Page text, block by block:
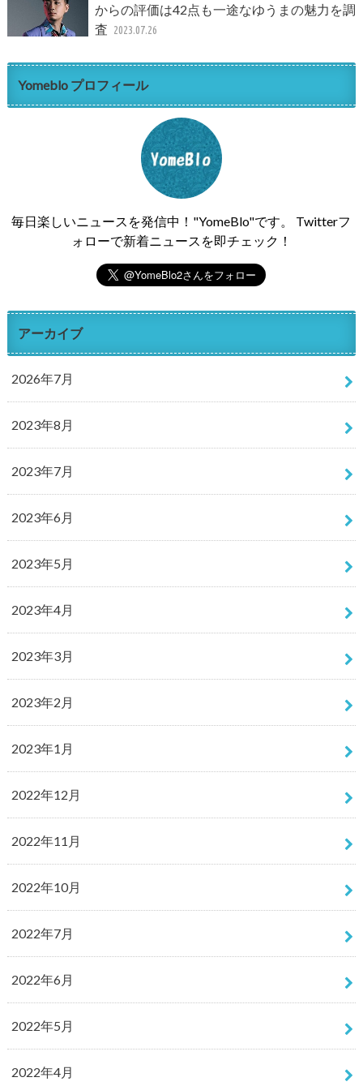
からの評価は42点も一途なゆうまの魅力を調
査 2023.07.26
Yomeblo プロフィール
毎日楽しいニュースを発信中！"YomeBlo"です。 Twitterフ
ォローで新着ニュースを即チェック！
アーカイブ
2026年7月
2023年8月
2023年7月
2023年6月
2023年5月
2023年4月
2023年3月
2023年2月
2023年1月
2022年12月
2022年11月
2022年10月
2022年7月
2022年6月
2022年5月
2022年4月